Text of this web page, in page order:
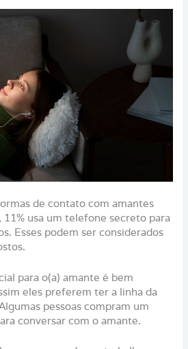
de contato com amantes
usa um telefone secreto para
Esses podem ser considerados
para o(a) amante é bem
eles preferem ter a linha da
pessoas compram um
conversar com o amante.